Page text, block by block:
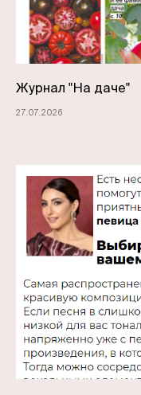
Журнал "На даче"
27.07.2026